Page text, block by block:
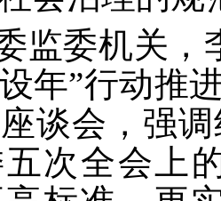
监委机关，
年”行动推
谈会，强
次全会上